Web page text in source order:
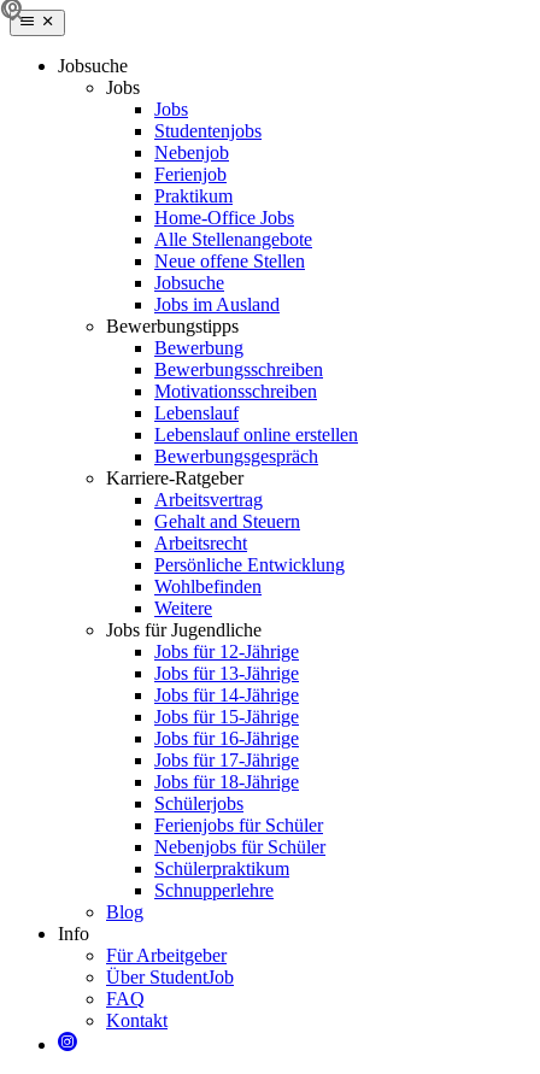
Jobsuche
Jobs
Jobs
Studentenjobs
Nebenjob
Ferienjob
Praktikum
Home-Office Jobs
Alle Stellenangebote
Neue offene Stellen
Jobsuche
Jobs im Ausland
Bewerbungstipps
Bewerbung
Bewerbungsschreiben
Motivationsschreiben
Lebenslauf
Lebenslauf online erstellen
Bewerbungsgespräch
Karriere-Ratgeber
Arbeitsvertrag
Gehalt and Steuern
Arbeitsrecht
Persönliche Entwicklung
Wohlbefinden
Weitere
Jobs für Jugendliche
Jobs für 12-Jährige
Jobs für 13-Jährige
Jobs für 14-Jährige
Jobs für 15-Jährige
Jobs für 16-Jährige
Jobs für 17-Jährige
Jobs für 18-Jährige
Schülerjobs
Ferienjobs für Schüler
Nebenjobs für Schüler
Schülerpraktikum
Schnupperlehre
Blog
Info
Für Arbeitgeber
Über StudentJob
FAQ
Kontakt